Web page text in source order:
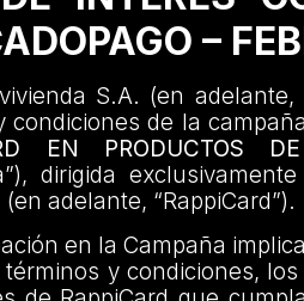
–
S.A. (en
condiciones de la
EN PRODUCTOS DE
dirigida
(en adelante, “RappiCard”).
en la Campaña
y condiciones,